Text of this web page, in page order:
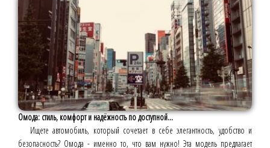
Омода: стиль, комфорт и надёжность по доступной...
Ищете автомобиль, который сочетает в себе элегантность, удобство и
безопасность? Омода - именно то, что вам нужно! Эта модель предлагает